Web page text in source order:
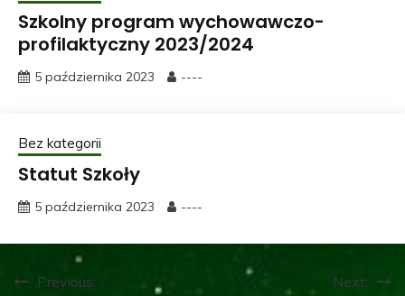
Szkolny program wychowawczo-
profilaktyczny 2023/2024
5 października 2023 ----
Bez kategorii
Statut Szkoły
5 października 2023 ----
Nawigacja
Previous:
Next: